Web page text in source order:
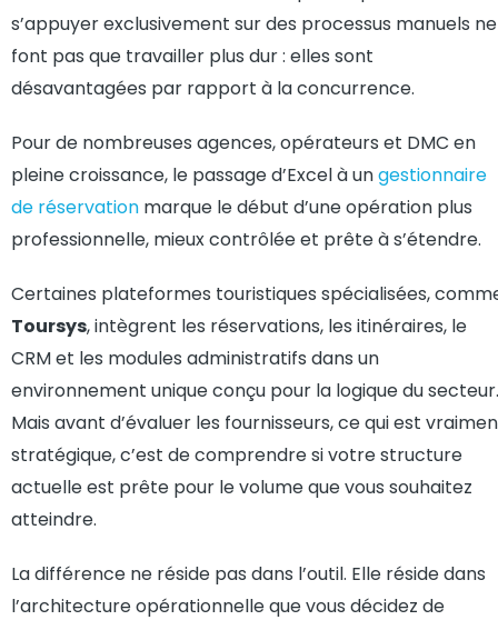
s’appuyer exclusivement sur des processus manuels ne
font pas que travailler plus dur : elles sont
désavantagées par rapport à la concurrence.
Pour de nombreuses agences, opérateurs et DMC en
pleine croissance, le passage d’Excel à ungestionnaire
de réservation marque le début d’une opération plus
professionnelle, mieux contrôlée et prête à s’étendre.
Certaines plateformes touristiques spécialisées,
Toursys, intègrent les réservations, les itinéraires, le
CRM et les modules administratifs dans un
environnement unique conçu pour la logique du secteur.
Mais avant d’évaluer les fournisseurs, ce qui est
stratégique, c’est de comprendre si votre structure
actuelle est prête pour le volume que vous souhaitez
atteindre.
La différence ne réside pas dans l’outil. Elle réside dans
l’architecture opérationnelle que vous décidez de